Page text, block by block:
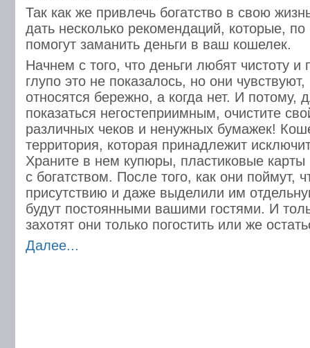
Так как же привлечь богатство в свою
дать несколько рекомендаций, которые,
помогут заманить деньги в ваш кошелек.
Начнем с того, что деньги любят чистоту и
глупо это не показалось, но они чувствуют,
относятся бережно, а когда нет. И потому,
показаться негостеприимным, очистите
различных чеков и ненужных бумажек!
территория, которая принадлежит
Храните в нем купюры, пластиковые карты
с богатством. После того, как они поймут,
присутствию и даже выделили им
будут постоянными вашими гостями. И
захотят они только погостить или же
Далее...